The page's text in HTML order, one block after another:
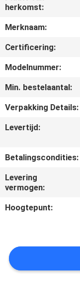
ONS
GEVALLEN
SITEMAP
herkomst:
Merknaam:
Certificering:
Modelnummer:
Min. bestelaantal:
Verpakking Details:
Levertijd:
Betalingscondities:
Levering
vermogen:
Hoogtepunt: